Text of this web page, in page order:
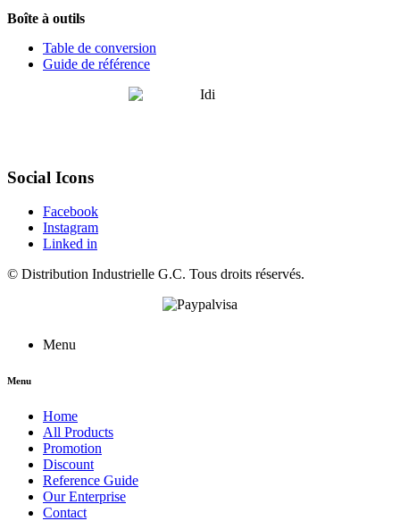
Boîte à outils
Table de conversion
Guide de référence
Social Icons
Facebook
Instagram
Linked in
© Distribution Industrielle G.C. Tous droits réservés.
Menu
Menu
Home
All Products
Promotion
Discount
Reference Guide
Our Enterprise
Contact